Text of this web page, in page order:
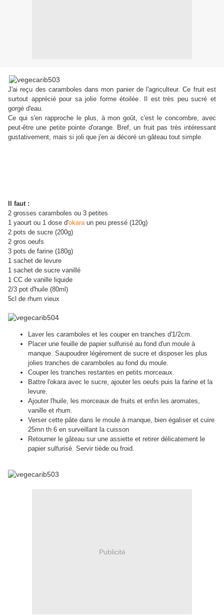
J'ai reçu des caramboles dans mon panier de l'agriculteur. Ce fruit est
surtout apprécié pour sa jolie forme étoilée. Il est très peu sucré et
gorgé d'eau.
Ce qui s'en rapproche le plus, à mon goût, c'est le concombre, avec
peut-être une petite pointe d'orange. Bref, un fruit pas très intéressant
gustativement, mais si joli que j'en ai décoré un gâteau tout simple.
Il faut :
2 grosses caramboles ou 3 petites
1 yaourt ou 1 dose d'okaraun peu pressé (120g)
2 pots de sucre (200g)
2 gros oeufs
3 pots de farine (180g)
1 sachet de levure
1 sachet de sucre vanillé
1 CC de vanille liquide
2/3 pot d'huile (80ml)
5cl de rhum vieux
Laver les caramboles et les couper en tranches d'1/2cm.
Placer une feuille de papier sulfurisé au fond d'un moule à
manque. Saupoudrer légèrement de sucre et disposer les plus
jolies tranches de caramboles au fond du moule.
Couper les tranches restantes en petits morceaux.
Battre l'okara avec le sucre, ajouter les oeufs puis la farine et la
levure
Ajouter l'huile, les morceaux de fruits et enfin les aromates,
vanille et rhum.
Verser cette pâte dans le moule à manque, bien égaliser et cuire
25mn th 6 en surveillant la cuisson
Retourner le gâteau sur une assiette et retirer délicatement le
papier sulfurisé. Servir tiède ou froid.
Publicité